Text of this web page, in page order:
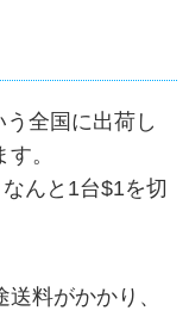
全国に出荷し
。
んと1台$1を切
料がかかり、